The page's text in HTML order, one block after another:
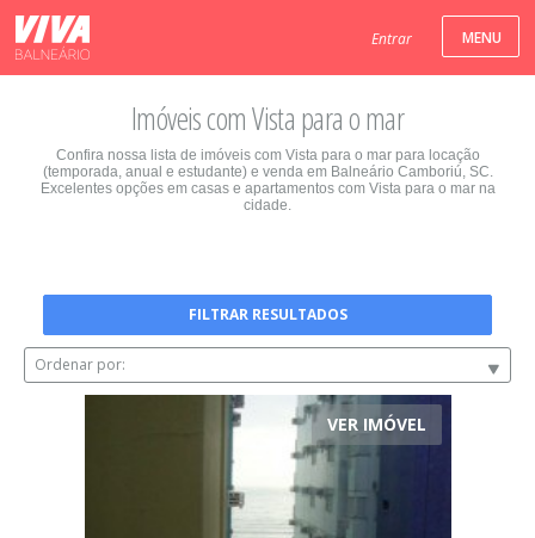
Entrar
Imóveis com Vista para o mar
Confira nossa lista de imóveis com Vista para o mar para locação
(temporada, anual e estudante) e venda em Balneário Camboriú, SC.
Excelentes opções em casas e apartamentos com Vista para o mar na
cidade.
FILTRAR RESULTADOS
Ordenar por:
VER IMÓVEL